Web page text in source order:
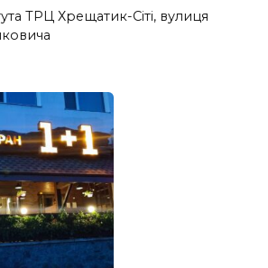
ТРЦ Хрещатик-Сіті, вулиця